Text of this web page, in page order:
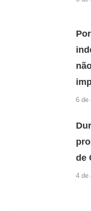
6 de
de
4 de